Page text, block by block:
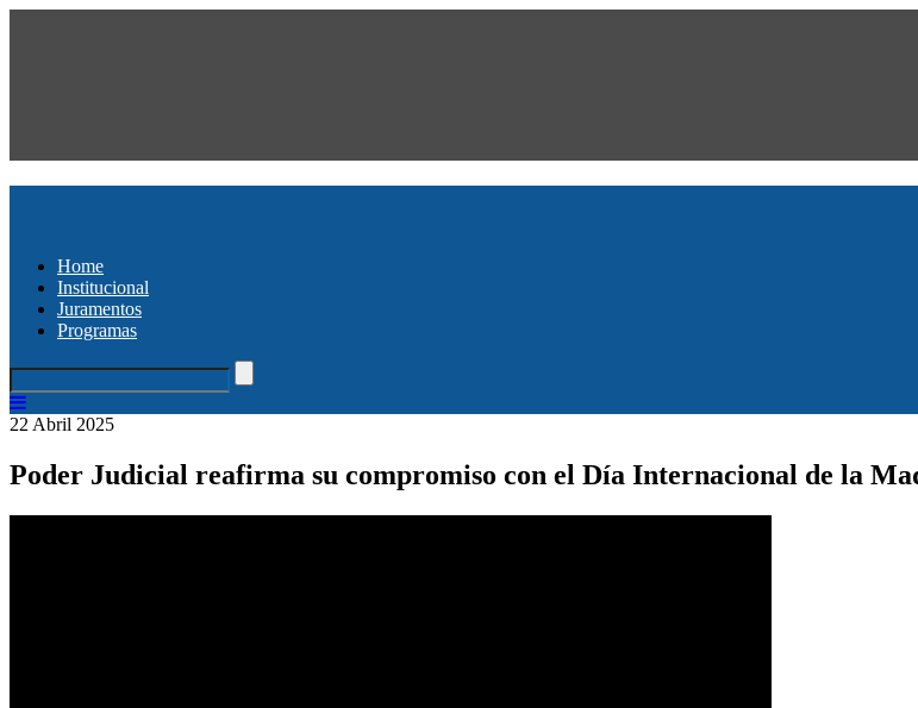
Home
Institucional
Juramentos
Programas
22 Abril 2025
Poder Judicial reafirma su compromiso con el Día Internacional de la